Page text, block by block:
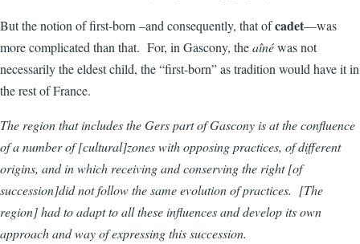
But the notion of first-born –and consequently, that ofcadet—was
more complicated than that. For, in Gascony, theaînéwas not
necessarily the eldest child, the “first-born” as tradition would have it in
the rest of France.
The region that includes the Gers part of Gascony is at the confluence
of a number of [cultural]zones with opposing practices, of different
origins, and in which receiving and conserving the right [of
succession]did not follow the same evolution of practices. [The
region] had to adapt to all these influences and develop its own
approach and way of expressing this succession.